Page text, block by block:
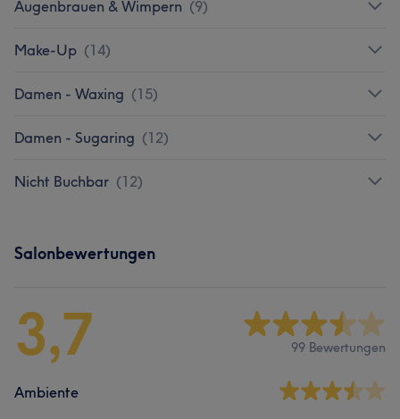
Augenbrauen & Wimpern (9)
Make-Up (14)
Damen - Waxing (15)
Damen - Sugaring (12)
Nicht Buchbar (12)
Salonbewertungen
3,7 99 Bewertungen
Ambiente